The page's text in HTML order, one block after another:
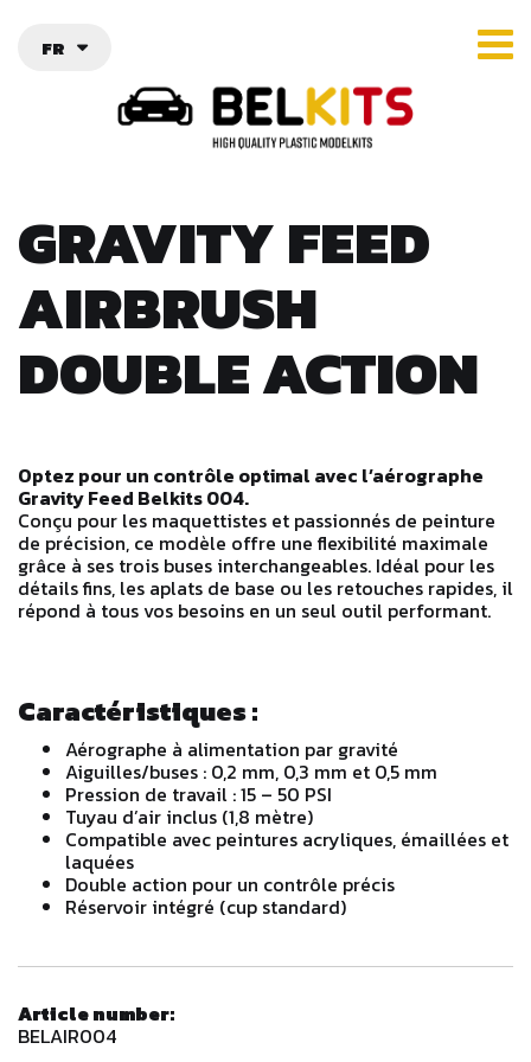
FR
GRAVITY FEED
AIRBRUSH
DOUBLE ACTION
Optez pour un contrôle optimal avec l’aérographe
Gravity Feed Belkits 004.
Conçu pour les maquettistes et passionnés de peinture
de précision, ce modèle offre une flexibilité maximale
grâce à ses trois buses interchangeables. Idéal pour les
détails fins, les aplats de base ou les retouches rapides, il
répond à tous vos besoins en un seul outil performant.
Caractéristiques :
Aérographe à alimentation par gravité
Aiguilles/buses : 0,2 mm, 0,3 mm et 0,5 mm
Pression de travail : 15 – 50 PSI
Tuyau d’air inclus (1,8 mètre)
Compatible avec peintures acryliques, émaillées et
laquées
Double action pour un contrôle précis
Réservoir intégré (cup standard)
Article number:
BELAIR004